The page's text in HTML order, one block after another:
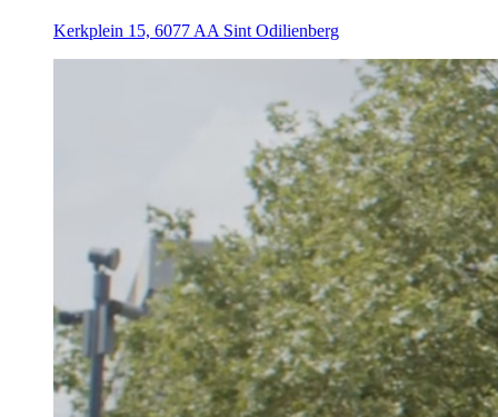
Kerkplein 15, 6077 AA Sint Odilienberg